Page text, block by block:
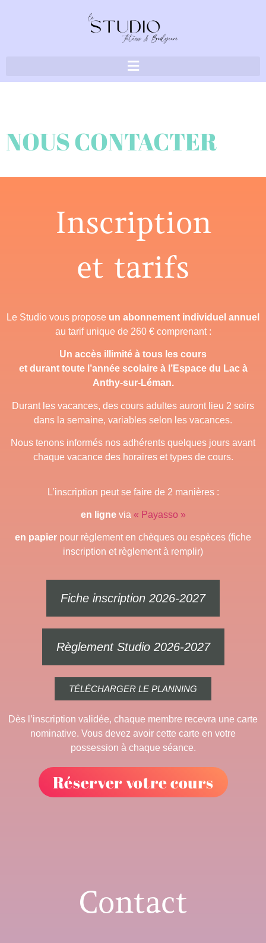
NOUS CONTACTER
Inscription
et tarifs
Le Studio vous propose un abonnement individuel annuel
au tarif unique de 260 € comprenant :
Un accès illimité à tous les cours
et durant toute l’année scolaire à l’Espace du Lac à
Anthy-sur-Léman.
Durant les vacances, des cours adultes auront lieu 2 soirs
dans la semaine, variables selon les vacances.
Nous tenons informés nos adhérents quelques jours avant
chaque vacance des horaires et types de cours.
L’inscription peut se faire de 2 manières :
en lignevia « Payasso »
en papier pour règlement en chèques ou espèces (fiche
inscription et règlement à remplir)
Fiche inscription 2026-2027
Règlement Studio 2026-2027
TÉLÉCHARGER LE PLANNING
Dès l’inscription validée, chaque membre recevra une carte
nominative. Vous devez avoir cette carte en votre
possession à chaque séance.
Réserver votre cours
Contact